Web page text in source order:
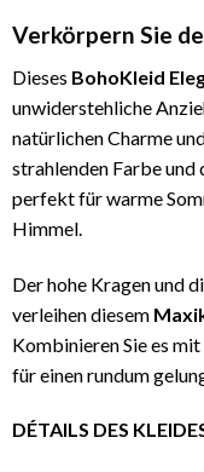
Verkörpern Sie
Dieses BohoKleid
unwiderstehliche
natürlichen Charme
strahlenden Farbe und
perfekt für warme
Himmel.
Der hohe Kragen und
verleihen diesem
Kombinieren Sie es
für einen rundum
DÉTAILS DES